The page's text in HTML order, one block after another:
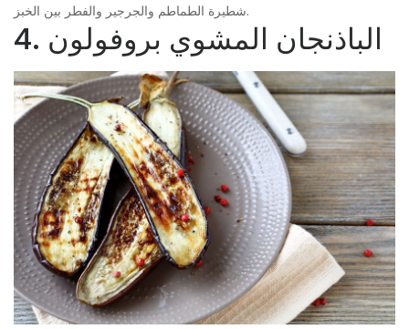
شطيرة الطماطم والجرجير والفطر بين الخبز.
4. الباذنجان المشوي بروفولون